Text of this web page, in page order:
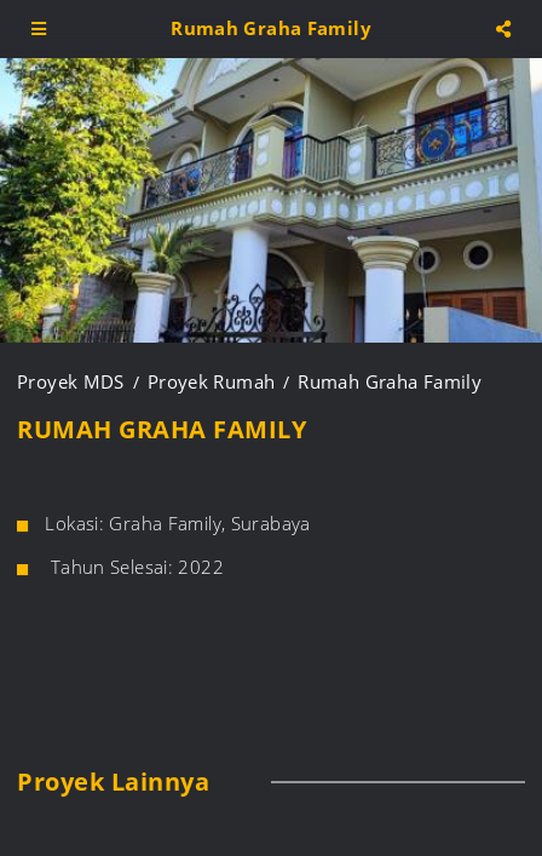
Rumah Graha Family
Proyek MDS Proyek Rumah Rumah Graha Family
RUMAH GRAHA FAMILY
Lokasi: Graha Family, Surabaya
Tahun Selesai: 2022
Proyek Lainnya